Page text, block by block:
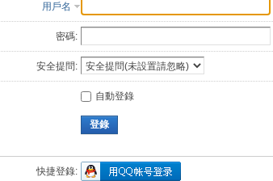
用戶名
密碼:
安全提問:
自動登錄
登錄
快捷登錄: